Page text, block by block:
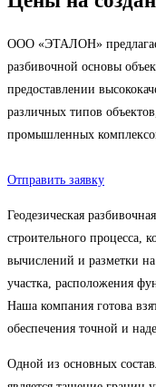
ООО «ЭТАЛОН»
разбивочной основы
предоставлении
различных типов
промышленных
Отправить заявку
Геодезическая
строительного процесса,
вычислений и разметки
участка, расположения
Наша компания готова
обеспечения точной и
Одной из основных